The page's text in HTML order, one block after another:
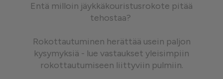
Entä milloin jäykkäkouristusrokote pitää
tehostaa?
Rokottautuminen herättää usein paljon
kysymyksiä - lue vastaukset yleisimpiin
rokottautumiseen liittyviin pulmiin.